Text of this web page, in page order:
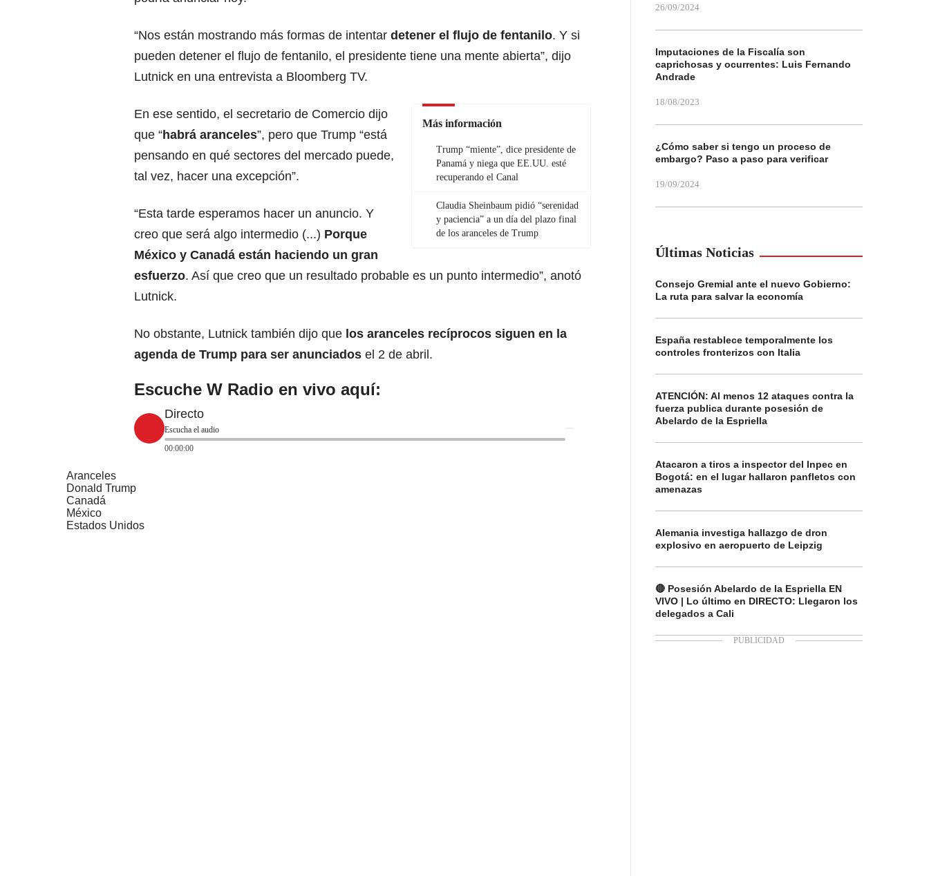
“Nos están mostrando más formas de intentar detener el flujo de fentanilo. Y si
pueden detener el flujo de fentanilo, el presidente tiene una mente abierta”, dijo
Lutnick en una entrevista a Bloomberg TV.
Más información
Trump “miente”, dice presidente de
Panamá y niega que EE.UU. esté
recuperando el Canal
Claudia Sheinbaum pidió “serenidad
y paciencia” a un día del plazo final
de los aranceles de Trump
En ese sentido, el secretario de Comercio dijo
que “habrá aranceles”, pero que Trump “está
pensando en qué sectores del mercado puede,
tal vez, hacer una excepción”.
“Esta tarde esperamos hacer un anuncio. Y
creo que será algo intermedio (...) Porque
México y Canadá están haciendo un gran
esfuerzo. Así que creo que un resultado probable es un punto intermedio”, anotó
Lutnick.
No obstante, Lutnick también dijo que los aranceles recíprocos siguen en la
agenda de Trump para ser anunciados el 2 de abril.
Escuche W Radio en vivo aquí:
Directo
Escucha el audio
00:00:00
Aranceles
Donald Trump
Canadá
México
Estados Unidos
26/09/2024
Imputaciones de la Fiscalía son
caprichosas y ocurrentes: Luis Fernando
Andrade
18/08/2023
¿Cómo saber si tengo un proceso de
embargo? Paso a paso para verificar
19/09/2024
Últimas Noticias
Consejo Gremial ante el nuevo Gobierno:
La ruta para salvar la economía
España restablece temporalmente los
controles fronterizos con Italia
ATENCIÓN: Al menos 12 ataques contra la
fuerza publica durante posesión de
Abelardo de la Espriella
Atacaron a tiros a inspector del Inpec en
Bogotá: en el lugar hallaron panfletos con
amenazas
Alemania investiga hallazgo de dron
explosivo en aeropuerto de Leipzig
🔴 Posesión Abelardo de la Espriella EN
VIVO | Lo último en DIRECTO: Llegaron los
delegados a Cali